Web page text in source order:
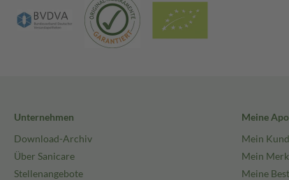
Unternehmen
Download-Archiv
Über Sanicare
Stellenangebote
Meine
Mein
Mein
Meine